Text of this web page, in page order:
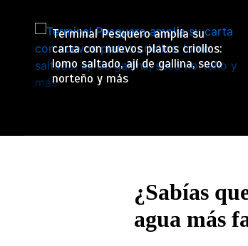
Terminal Pesquero amplía su
carta con nuevos platos criollos:
lomo saltado, ají de gallina, seco
norteño y más
¿Sabías
agua más